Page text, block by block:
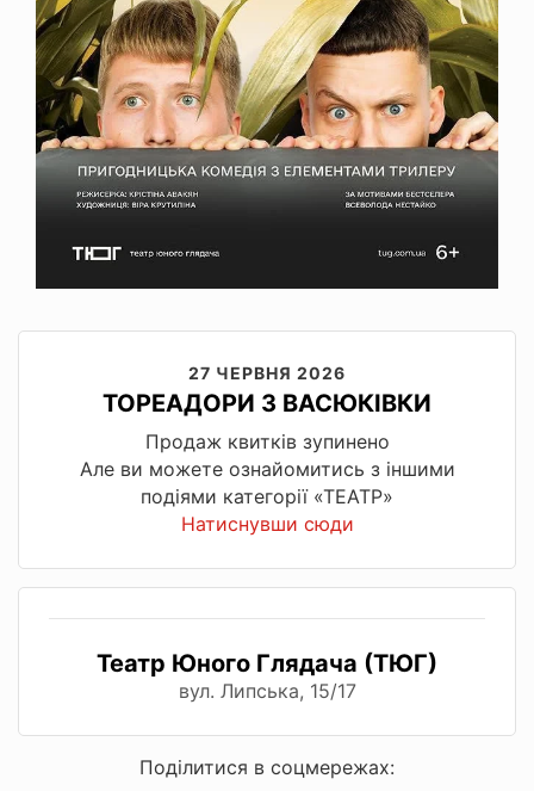
27 ЧЕРВНЯ 2026
ТОРЕАДОРИ З ВАСЮКІВКИ
Продаж квитків зупинено
Але ви можете ознайомитись з іншими
подіями категорії «ТЕАТР»
Натиснувши сюди
Театр Юного Глядача (ТЮГ)
вул. Липська, 15/17
Поділитися в соцмережах: